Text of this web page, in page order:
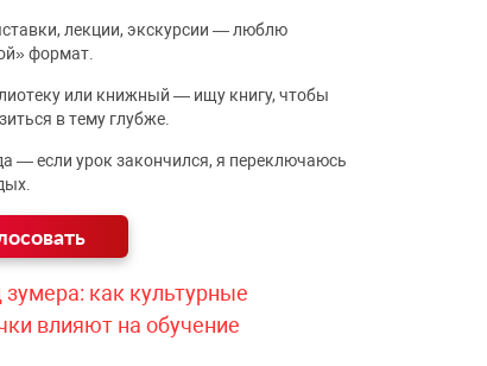
лекции, экскурсии — люблю
формат.
или книжный — ищу книгу, чтобы
в тему глубже.
— если урок закончился, я переключаюсь
зумера: как культурные
влияют на обучение